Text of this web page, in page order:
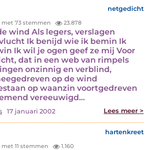
netgedicht
met 73 stemmen 23.878
wind Als legers, verslagen
Ik benijd wie ik bemin Ik
Ik wil je ogen geef ze mij Voor
dat in een web van rimpels
onzinnig en verblind,
op de wind
op waanzin voortgedreven
vereeuwigd…
17 januari 2002 Lees meer >
hartenkreet
met 11 stemmen 1.160